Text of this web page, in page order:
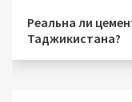
Реальна ли
Таджикистана?